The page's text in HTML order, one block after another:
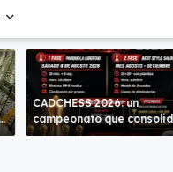
CADCHESS 2026: un
campeonato que
una nueva tradición en el